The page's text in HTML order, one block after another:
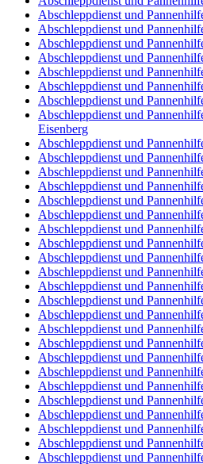
Abschleppdienst und
Abschleppdienst und
Abschleppdienst und
Abschleppdienst und
Abschleppdienst und
Abschleppdienst und
Abschleppdienst und
Abschleppdienst und
Eisenberg
Abschleppdienst und
Abschleppdienst und
Abschleppdienst und
Abschleppdienst und
Abschleppdienst und
Abschleppdienst und
Abschleppdienst und
Abschleppdienst und
Abschleppdienst und
Abschleppdienst und
Abschleppdienst und
Abschleppdienst und
Abschleppdienst und
Abschleppdienst und
Abschleppdienst und
Abschleppdienst und
Abschleppdienst und
Abschleppdienst und
Abschleppdienst und
Abschleppdienst und
Abschleppdienst und
Abschleppdienst und
Abschleppdienst und